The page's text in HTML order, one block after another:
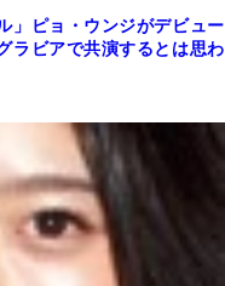
」ピョ・ウンジがデビュー
ラビアで共演するとは思わ